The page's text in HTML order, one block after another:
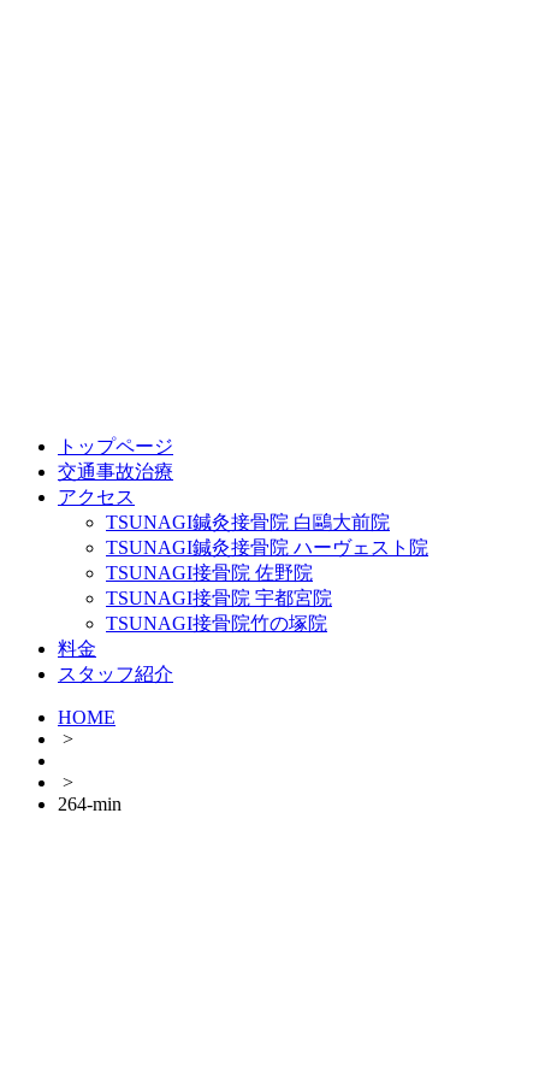
トップページ
交通事故治療
アクセス
TSUNAGI鍼灸接骨院 白鷗大前院
TSUNAGI鍼灸接骨院 ハーヴェスト院
TSUNAGI接骨院 佐野院
TSUNAGI接骨院 宇都宮院
TSUNAGI接骨院竹の塚院
料金
スタッフ紹介
HOME
>
>
264-min